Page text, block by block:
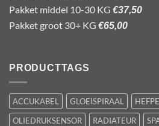
Pakket middel 10-30 KG €37,50
Pakket groot 30+ KG €65,00
PRODUCTTAGS
ACCUKABEL GLOEISPIRAAL
OLIEDRUKSENSOR
RADIATEUR